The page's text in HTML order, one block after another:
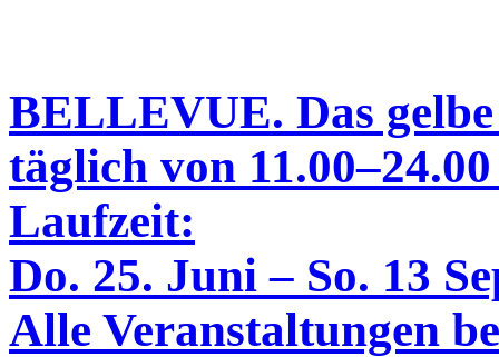
BELLEVUE. Das
täglich von
Laufzeit:
Do. 25. Juni – So. 13
Alle Veranstaltungen